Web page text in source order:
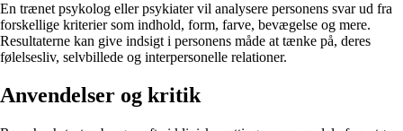
En trænet psykolog eller psykiater vil analysere personens svar ud fra
forskellige kriterier som indhold, form, farve, bevægelse og mere.
Resultaterne kan give indsigt i personens måde at tænke på, deres
følelsesliv, selvbillede og interpersonelle relationer.
Anvendelser og kritik